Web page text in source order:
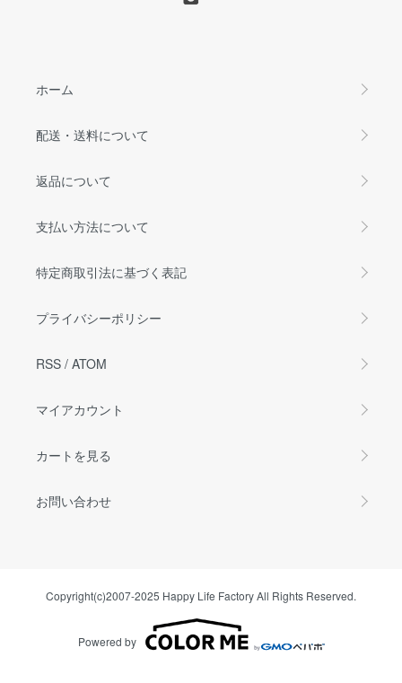
ホーム
配送・送料について
返品について
支払い方法について
特定商取引法に基づく表記
プライバシーポリシー
RSS / ATOM
マイアカウント
カートを見る
お問い合わせ
Copyright(c)2007-2025 Happy Life Factory All Rights Reserved.
Powered by